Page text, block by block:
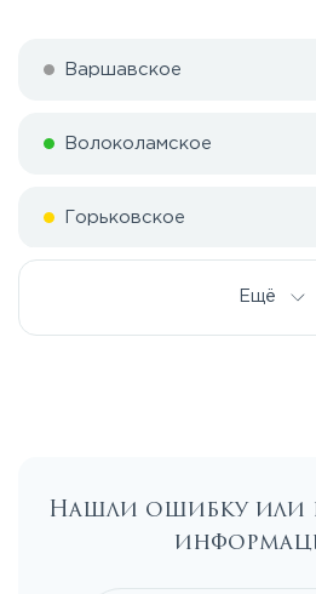
Варшавское
Волоколамское
Горьковское
Каширское
Ещё
Нашли ошибку или